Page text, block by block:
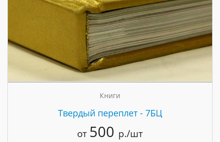
Книги
Твердый переплет - 7БЦ
от 500 р./шт